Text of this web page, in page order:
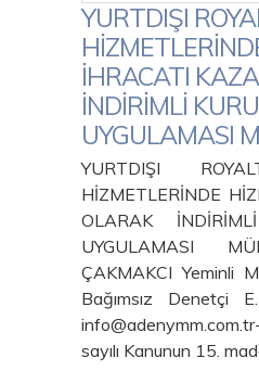
YURTDIŞI
İHRACATI
İNDİRİMLİ
UYGULAMASI
YURTDIŞI
HİZMETLERİNDE
OLARAK
UYGULAMASI
ÇAKMAKCI Yeminli
Bağımsız Denetçi
sayılı Kanunun 15.